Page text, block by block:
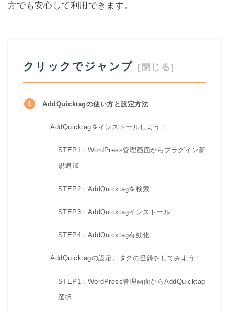
方でも安心して利用できます。
クリックでジャンプ
AddQuicktagの使い方と設定方法
AddQuicktagをインストールしよう！
STEP1：WordPress管理画面からプラグイン新
規追加
STEP2：AddQuicktagを検索
STEP3：AddQuicktagインストール
STEP4：AddQuicktag有効化
AddQuicktagの設定、タグの登録をしてみよう！
STEP1：WordPress管理画面からAddQuicktag
選択